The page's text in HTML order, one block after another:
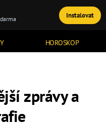
HOROSKOP
TÉMATA
zprávy a
Instalovat